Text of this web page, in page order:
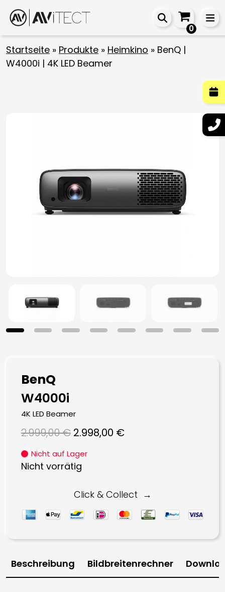
0
Startseite » Produkte » Heimkino » BenQ |
W4000i | 4K LED Beamer
BenQ
W4000i
4K LED Beamer
2.999,00€ Ursprünglicher
war:
2.998,00 €Aktueller
Nicht auf Lager
Nicht vorrätig
Click & Collect
Beschreibung Bildbreitenrechner